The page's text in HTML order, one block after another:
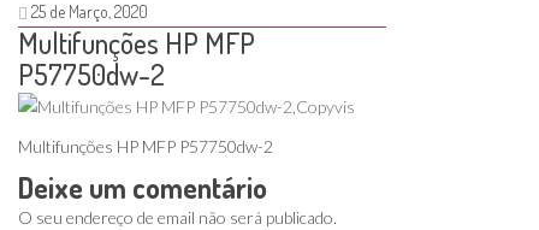
25 de Março, 2020
Multifunções HP MFP
P57750dw-2
Multifunções HP MFP P57750dw-2
Deixe um comentário
O seu endereço de email não será publicado.